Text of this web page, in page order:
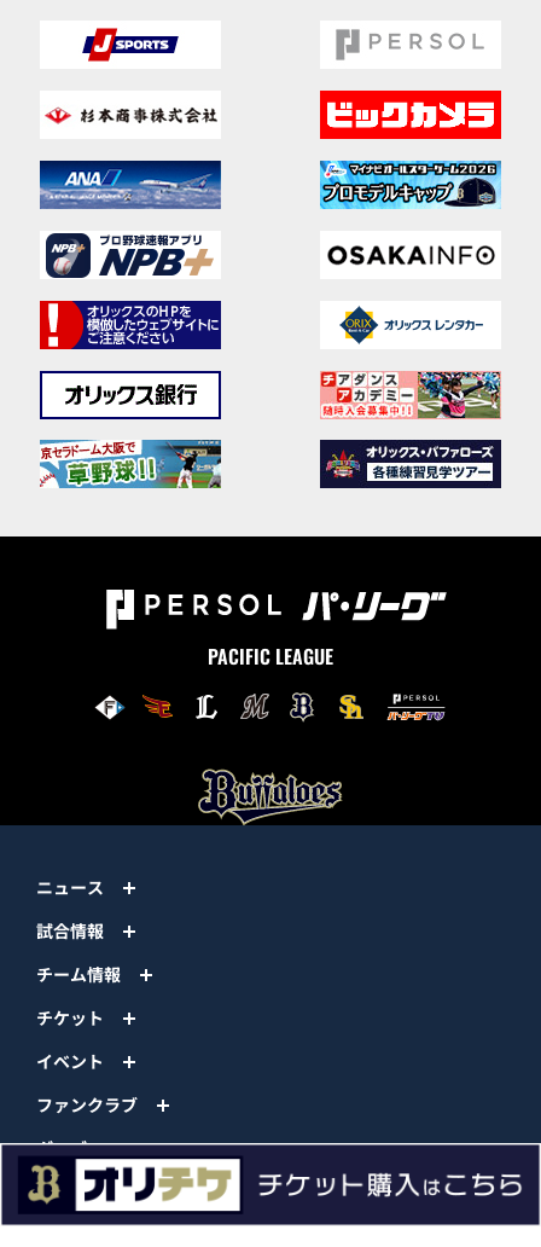
PACIFIC LEAGUE
ニュース
試合情報
チーム情報
チケット
イベント
ファンクラブ
グッズ
ファーム